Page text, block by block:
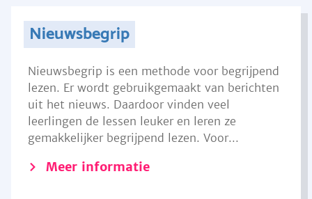
Nieuwsbegrip
Nieuwsbegrip is een methode voor begrijpend
lezen. Er wordt gebruikgemaakt van berichten
uit het nieuws. Daardoor vinden veel
leerlingen de lessen leuker en leren ze
gemakkelijker begrijpend lezen. Voor...
Meer informatie